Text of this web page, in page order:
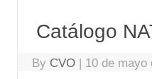
Catálogo
By CVO | 10 de mayo